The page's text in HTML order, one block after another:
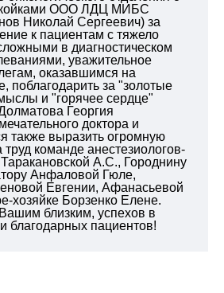
койками ООО ЛДЦ МИБС
Николай Сергеевич) за
к пациентам с тяжело
в диагностическом
уважительное
оказавшимся на
поблагодарить за "золотые
и "горячее сердце"
Георгия
доктора и
также выразить огромную
труд команде анестезиологов-
А.С., Городнину
Анфаловой Гюле,
Евгении, Афанасьевой
хозяйке Борзенко Елене.
близким, успехов в
благодарных пациентов!